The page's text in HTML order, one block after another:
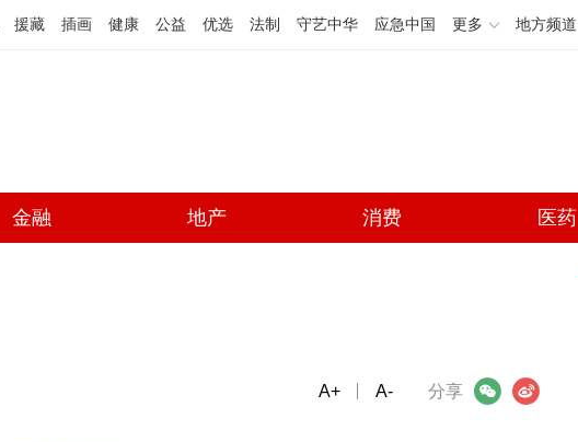
援藏 插画 健康 公益 优选 法制 守艺中华 应急中国 更多 地方频道
金融 地产 消费 医药
分享
微信 微博
A+ A-